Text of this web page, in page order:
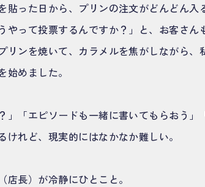
った日から、プリンの注文がどんどん入
やって投票するんですか？」と、お客さん
リンを焼いて、カラメルを焦がしながら、
始めました。
」「エピソードも一緒に書いてもらおう
けれど、現実的にはなかなか難しい。
長）が冷静にひとこと。